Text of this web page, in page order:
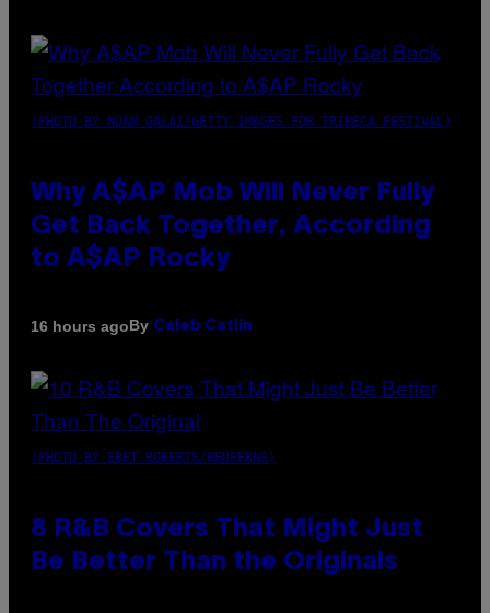
(PHOTO BY NOAM GALAI/GETTY IMAGES FOR TRIBECA FESTIVAL)
Why A$AP Mob Will Never Fully
Get Back Together, According
to A$AP Rocky
16 hours agoBy Caleb Catlin
(PHOTO BY EBET ROBERTS/REDFERNS)
8 R&B Covers That Might Just
Be Better Than the Originals